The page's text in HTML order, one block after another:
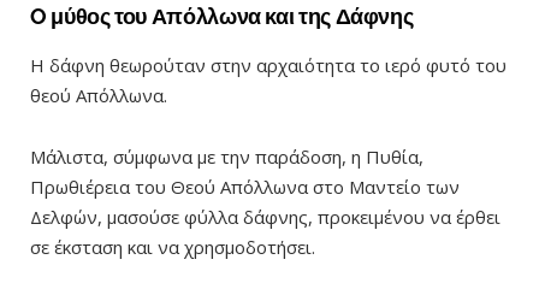
O μύθος του Απόλλωνα και της Δάφνης
Η δάφνη θεωρούταν στην αρχαιότητα το ιερό φυτό του
θεού Απόλλωνα.
Μάλιστα, σύμφωνα με την παράδοση, η Πυθία,
Πρωθιέρεια του Θεού Απόλλωνα στο Μαντείο των
Δελφών, μασούσε φύλλα δάφνης, προκειμένου να έρθει
σε έκσταση και να χρησμοδοτήσει.